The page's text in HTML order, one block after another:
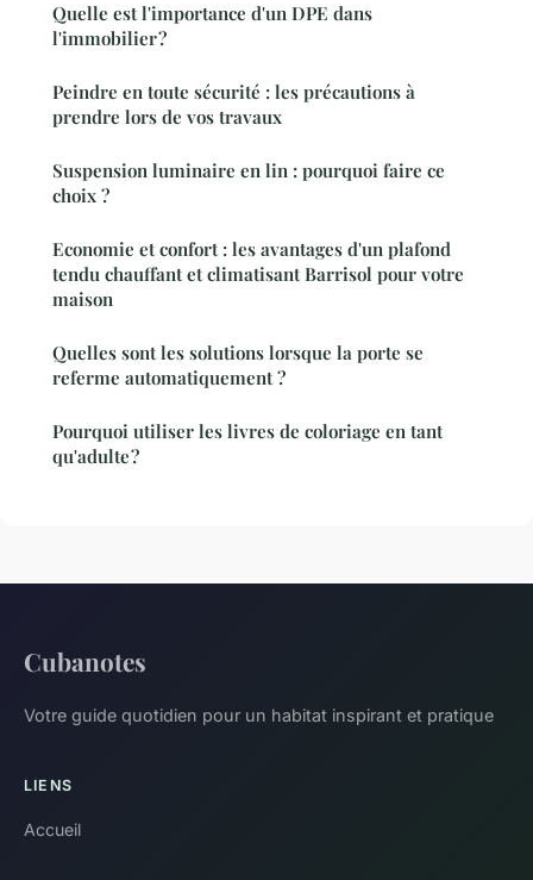
Quelle est l'importance d'un DPE dans
l'immobilier ?
Peindre en toute sécurité : les précautions à
prendre lors de vos travaux
Suspension luminaire en lin : pourquoi faire ce
choix ?
Economie et confort : les avantages d'un plafond
tendu chauffant et climatisant Barrisol pour votre
maison
Quelles sont les solutions lorsque la porte se
referme automatiquement ?
Pourquoi utiliser les livres de coloriage en tant
qu'adulte ?
Cubanotes
Votre guide quotidien pour un habitat inspirant et pratique
LIENS
Accueil